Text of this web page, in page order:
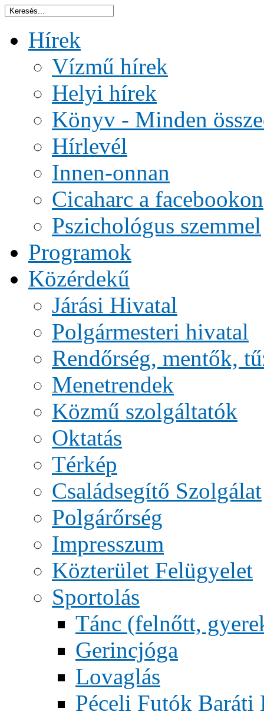
Hírek
Vízmű hírek
Helyi hírek
Könyv - Minden
Hírlevél
Innen-onnan
Cicaharc a facebookon
Pszichológus szemmel
Programok
Közérdekű
Járási Hivatal
Polgármesteri hivatal
Rendőrség, mentők,
Menetrendek
Közmű szolgáltatók
Oktatás
Térkép
Családsegítő Szolgálat
Polgárőrség
Impresszum
Közterület Felügyelet
Sportolás
Tánc (felnőtt,
Gerincjóga
Lovaglás
Péceli Futók Baráti